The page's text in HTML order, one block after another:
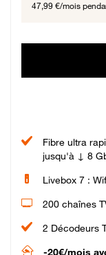
47,99 €/mois
Fibre ultra
jusqu'à ↓ 8
Livebox 7 :
200 chaînes
2 Décodeurs
-20€/mois